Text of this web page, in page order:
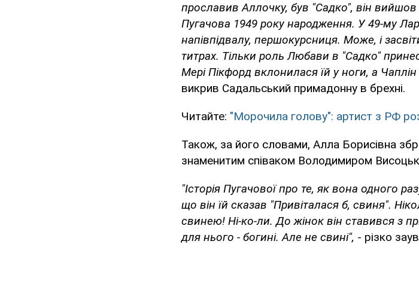
прославив Аллочку, був "Садко", він
Пугачова 1949 року народження. У 49-му
напівпідвалу, першокурсниця. Може, і
титрах. Тільки роль Любави в "Садко"
Мері Пікфорд вклонилася їй у ноги, а
викрив Садальський примадонну в брехні.
Читайте: "Морочила голову": артист з РФ
Також, за його словами, Алла Борисівна
знаменитим співаком Володимиром
"Історія Пугачової про те, як вона одного
що він їй сказав "Привіталася б, свиня".
свинею! Ні-ко-ли. До жінок він ставився з
для нього - богині. Але не свині", - різко